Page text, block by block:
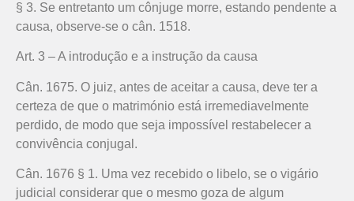
§ 3. Se entretanto um cônjuge morre, estando pendente a
causa, observe-se o cân. 1518.
Art. 3 – A introdução e a instrução da causa
Cân. 1675. O juiz, antes de aceitar a causa, deve ter a
certeza de que o matrimónio está irremediavelmente
perdido, de modo que seja impossível restabelecer a
convivência conjugal.
Cân. 1676 § 1. Uma vez recebido o libelo, se o vigário
judicial considerar que o mesmo goza de algum